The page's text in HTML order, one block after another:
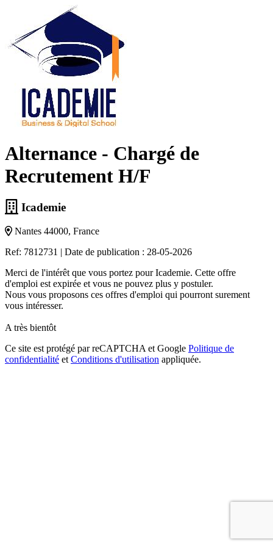
Alternance - Chargé de
Recrutement H/F
Icademie
Nantes 44000, France
Ref: 7812731 | Date de publication : 28-05-2026
Merci de l'intérêt que vous portez pour Icademie. Cette offre
d'emploi est expirée et vous ne pouvez plus y postuler.
Nous vous proposons ces offres d'emploi qui pourront surement
vous intéresser.
A très bientôt
Ce site est protégé par reCAPTCHA et Google Politique de
confidentialité et Conditions d'utilisation appliquée.